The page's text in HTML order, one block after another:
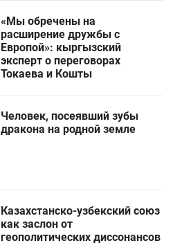
«Мы обречены на
расширение дружбы с
Европой»: кыргызский
эксперт о переговорах
Токаева и Кошты
Человек, посеявший зубы
дракона на родной земле
Казахстанско-узбекский союз
как заслон от
геополитических диссонансов